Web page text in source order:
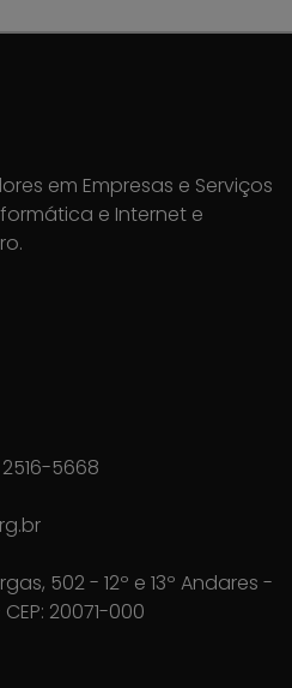
em Empresas e Serviços
e Internet e
2516-5668
502 - 12º e 13º Andares -
20071-000